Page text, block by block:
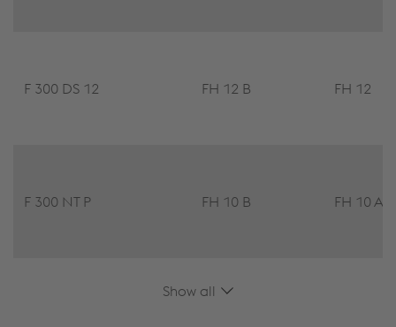
F 300 DS 12 FH 12 B FH 12
F 300 NT P FH 10 B FH 10 A
Show all